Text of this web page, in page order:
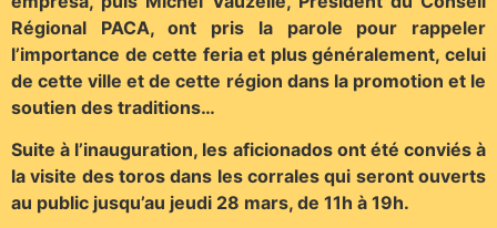
Régional PACA, ont pris la parole pour rappeler
l’importance de cette feria et plus généralement, celui
de cette ville et de cette région dans la promotion et le
soutien des traditions…
Suite à l’inauguration, les aficionados ont été conviés à
la visite des toros dans les corrales qui seront ouverts
au public jusqu’au jeudi 28 mars, de 11h à 19h.